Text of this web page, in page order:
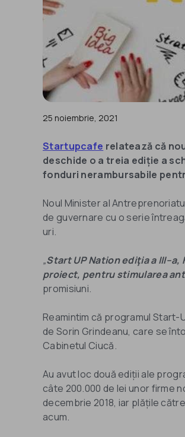
25 noiembrie, 2021
Startupcafe relatează că
deschide o a treia ediție a
fonduri nerambursabile
Noul Minister al
de guvernare cu o serie
uri.
„Start UP Nation ediţia a
proiect, pentru stimularea
promisiuni.
Reamintim că programul Start-
de Sorin Grindeanu, care se
Cabinetul Ciucă.
Au avut loc două ediții ale
câte 200.000 de lei unor firme
decembrie 2018, iar plățile
acum.